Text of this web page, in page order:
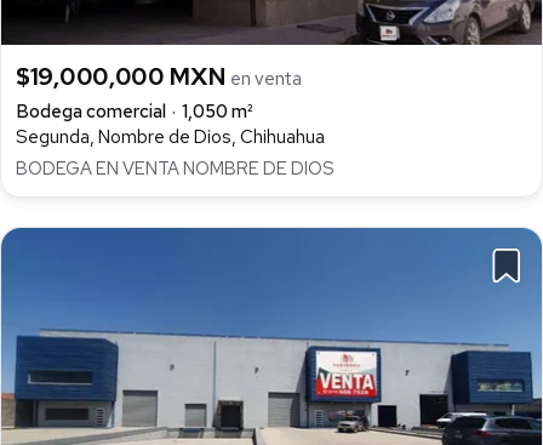
$19,000,000 MXN en venta
Bodega comercial
1,050 m²
Segunda, Nombre de Dios, Chihuahua
BODEGA EN VENTA NOMBRE DE DIOS